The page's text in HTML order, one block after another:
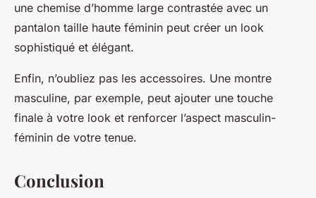
une chemise d’homme large contrastée avec un
pantalon taille haute féminin peut créer un look
sophistiqué et élégant.
Enfin, n’oubliez pas les accessoires. Une montre
masculine, par exemple, peut ajouter une touche
finale à votre look et renforcer l’aspect masculin-
féminin de votre tenue.
Conclusion